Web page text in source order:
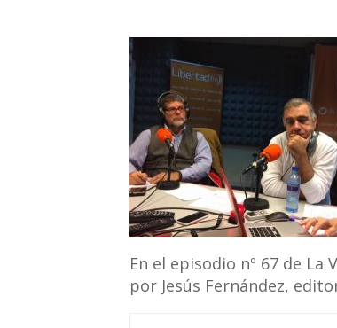
En el episodio nº 67 de
por Jesús Fernández,